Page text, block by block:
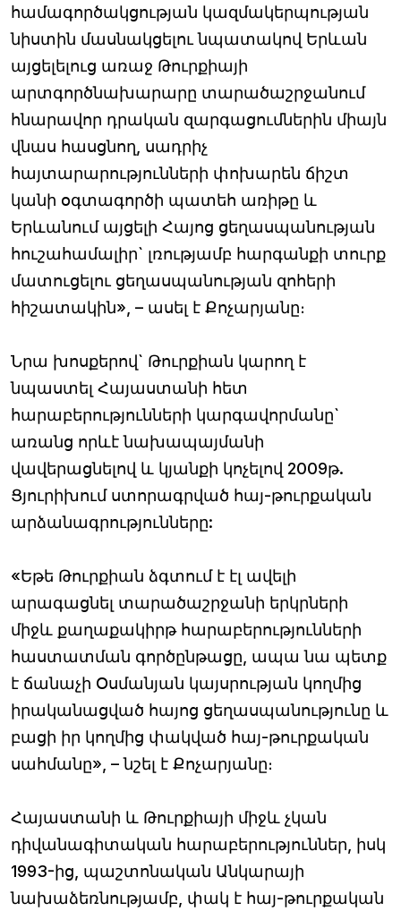
համագործակցության կազմակերպության
նիստին մասնակցելու նպատակով Երևան
այցելելուց առաջ Թուրքիայի
արտգործնախարարը տարածաշրջանում
հնարավոր դրական զարգացումներին միայն
վնաս հասցնող, սադրիչ
հայտարարությունների փոխարեն ճիշտ
կանի օգտագործի պատեհ առիթը և
Երևանում այցելի Հայոց ցեղասպանության
հուշահամալիր` լռությամբ հարգանքի տուրք
մատուցելու ցեղասպանության զոհերի
հիշատակին», – ասել է Քոչարյանը։
Նրա խոսքերով` Թուրքիան կարող է
նպաստել Հայաստանի հետ
հարաբերությունների կարգավորմանը`
առանց որևէ նախապայմանի
վավերացնելով և կյանքի կոչելով 2009թ.
Ցյուրիխում ստորագրված հայ-թուրքական
արձանագրությունները:
«Եթե Թուրքիան ձգտում է էլ ավելի
արագացնել տարածաշրջանի երկրների
միջև քաղաքակիրթ հարաբերությունների
հաստատման գործընթացը, ապա նա պետք
է ճանաչի Օսմանյան կայսրության կողմից
իրականացված հայոց ցեղասպանությունը և
բացի իր կողմից փակված հայ-թուրքական
սահմանը», – նշել է Քոչարյանը։
Հայաստանի և Թուրքիայի միջև չկան
դիվանագիտական հարաբերություններ, իսկ
1993-ից, պաշտոնական Անկարայի
նախաձեռնությամբ, փակ է հայ-թուրքական